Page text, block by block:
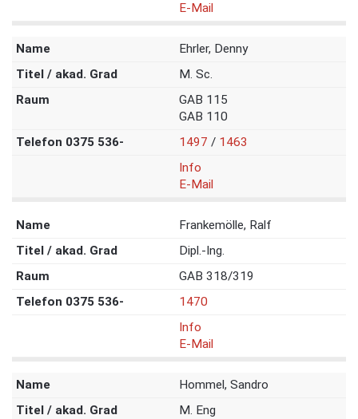
E-Mail
Ehrler, Denny
M. Sc.
GAB 115
GAB 110
1497 / 1463
Info
E-Mail
Frankemölle, Ralf
Dipl.-Ing.
GAB 318/319
1470
Info
E-Mail
Hommel, Sandro
M. Eng